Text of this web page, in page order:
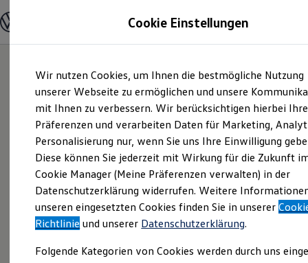
Hauptinhalt
springen
Footer
springen
Modelle und Konfigurator
Modelle vergleichen
Elektroautos
ENERGY Sondermodelle
Nutzfahrzeuge
SUV und CUV
Familienautos
Kombis
Kompaktwagen
Sportwagen
Schnell verfügbare Fahrzeuge
Angebote und Produkte
Aktuelle Angebote
E-Auto-Förderung
Volkswagen Marktplatz
Junge Gebrauchtwagen und Gebrauchtwagen
Cookie Einstellungen
Wir nutzen Cookies, um Ihnen die bestmögliche Nutzung
unserer Webseite zu ermöglichen und unsere
mit Ihnen zu verbessern. Wir berücksichtigen hierbei Ihre
Präferenzen und verarbeiten Daten für Marketing,
Personalisierung nur, wenn Sie uns Ihre Einwilligung
Diese können Sie jederzeit mit Wirkung für die Zukunft
Cookie Manager (Meine Präferenzen verwalten) in der
Datenschutzerklärung widerrufen. Weitere
unseren eingesetzten Cookies finden Sie in unserer
Richtlinie und unserer Datenschutzerklärung.
Folgende Kategorien von Cookies werden durch uns